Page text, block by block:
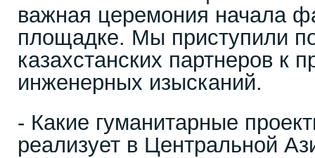
важная церемония начала
площадке. Мы приступили
казахстанских партнеров к
инженерных изысканий.
- Какие гуманитарные
реализует в Центральной